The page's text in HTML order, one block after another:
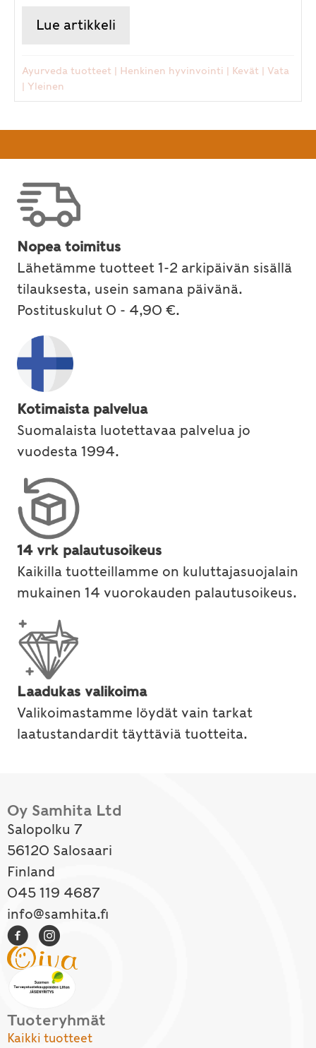
Lue artikkeli
Ayurveda tuotteet | Henkinen hyvinvointi | Kevät | Vata
| Yleinen
Nopea toimitus
Lähetämme tuotteet 1-2 arkipäivän sisällä
tilauksesta, usein samana päivänä.
Postituskulut 0 - 4,90 €.
Kotimaista palvelua
Suomalaista luotettavaa palvelua jo
vuodesta 1994.
14 vrk palautusoikeus
Kaikilla tuotteillamme on kuluttajasuojalain
mukainen 14 vuorokauden palautusoikeus.
Laadukas valikoima
Valikoimastamme löydät vain tarkat
laatustandardit täyttäviä tuotteita.
Oy Samhita Ltd
Salopolku 7
56120 Salosaari
Finland
045 119 4687
info@samhita.fi
Tuoteryhmät
Kaikki tuotteet